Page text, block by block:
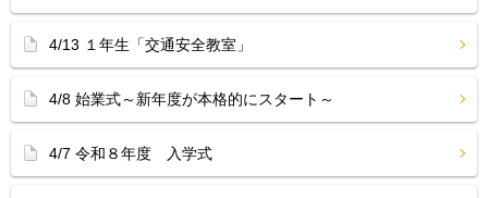
4/13 １年生「交通安全教室」
4/8 始業式～新年度が本格的にスタート～
4/7 令和８年度 入学式